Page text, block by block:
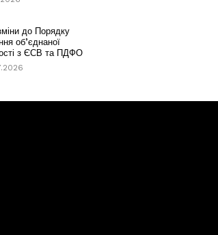
до Порядку
об’єднаної
з ЄСВ та ПДФО